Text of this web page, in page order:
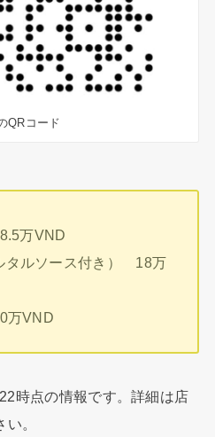
QRコード
万VND
タルソース付き） 18万
万VND
時点の情報です。詳細は店
。